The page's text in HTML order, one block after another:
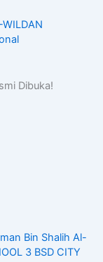
Dibuka!
Bin Shalih Al-
3 BSD CITY